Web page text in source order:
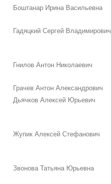
Боштанар Ирина Васильевна
Гадяцкий Сергей Владимирович
Гнилов Антон Николаевич
Грачев Антон Александрович
Дьячков Алексей Юрьевич
Жупик Алексей Стефанович
Звонова Татьяна Юрьевна